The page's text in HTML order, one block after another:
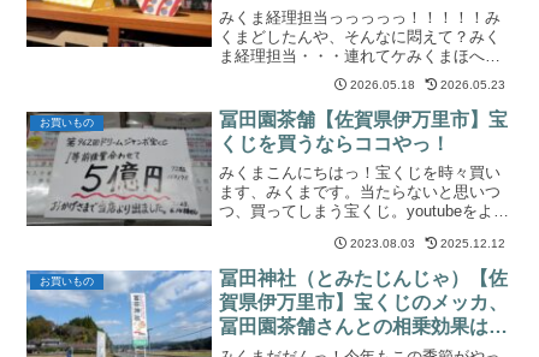
箱っ！
みくま経理担当っっっっっ！！！！！み
くまどしたんや、そんなに悶えて？みく
ま経理担当・・・連れてケみくまほへ？
みくま経理担当ココに連れてケーーー！
みくまきゃーーーーこんにちは、みくま
でっす！今回は素敵な素敵な素敵な複合
施設...なんて言ったら...
2026.05.18 2026.05.23
お買いもの
冨田園茶舗【佐賀県伊万里市】宝
くじを買うならココやっ！
みくまこんにちはっ！宝くじを時々買い
ます、みくまです。当たらないと思いつ
つ、買ってしまう宝くじ。youtubeをよく
買うやつはダメなやつ～みたいなことを
言っていて・・・はい、ダメな奴、みく
まです笑他にもy...
2023.08.03 2025.12.12
お買いもの
冨田神社（とみたじんじゃ）【佐
賀県伊万里市】宝くじのメッカ、
冨田園茶舗さんとの相乗効果は抜
群！？